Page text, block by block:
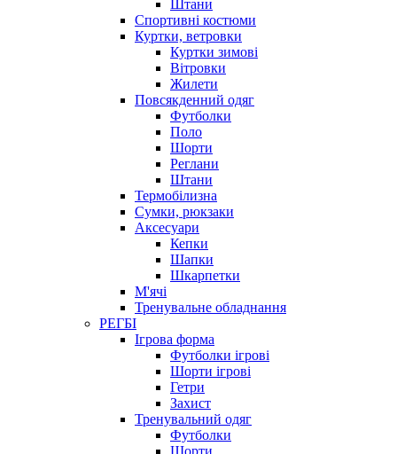
Штани
Спортивні костюми
Куртки, ветровки
Куртки зимові
Вітровки
Жилети
Повсякденний одяг
Футболки
Поло
Шорти
Реглани
Штани
Термобілизна
Сумки, рюкзаки
Аксесуари
Кепки
Шапки
Шкарпетки
М'ячі
Тренувальне обладнання
РЕГБІ
Ігрова форма
Футболки ігрові
Шорти ігрові
Гетри
Захист
Тренувальний одяг
Футболки
Шорти